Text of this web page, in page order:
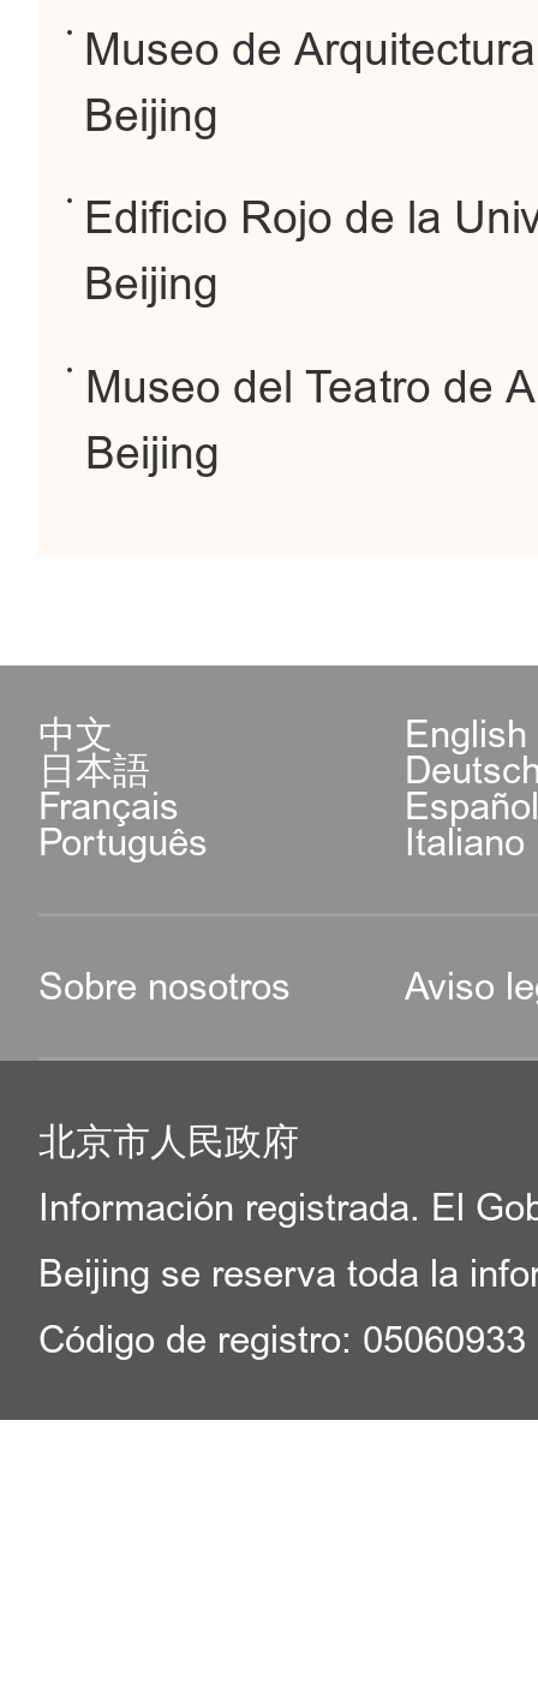
Museo de
Beijing
Edificio Rojo de la
Beijing
Museo del Teatro de
Beijing
中文 English
日本語
Français
Português Italiano
Sobre nosotros Aviso
北京市人民政府
Información registrada. El
Beijing se reserva toda la
Código de registro: 05060933